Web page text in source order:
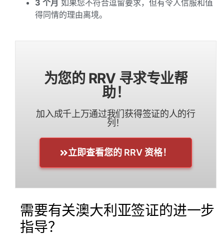
3 个月 如果您不符合逗留要求，但有令人信服和值
得同情的理由离境。
为您的 RRV 寻求专业帮
助！
加入成千上万通过我们获得签证的人的行
列！
立即查看您的 RRV 资格！
需要有关澳大利亚签证的进一步
指导？